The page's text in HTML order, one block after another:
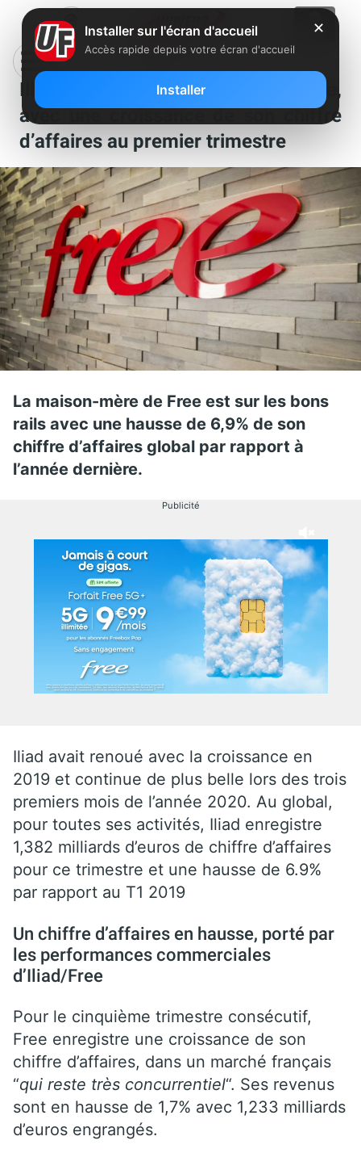
Iliad/Free continue sur sa lancée,
avec une croissance de son chiffre
d’affaires au premier trimestre
La maison-mère de Free est sur les bons
rails avec une hausse de 6,9% de son
chiffre d’affaires global par rapport à
l’année dernière.
Publicité
Iliad avait renoué avec la croissance en
2019 et continue de plus belle lors des trois
premiers mois de l’année 2020. Au global,
pour toutes ses activités, Iliad enregistre
1,382 milliards d’euros de chiffre d’affaires
pour ce trimestre et une hausse de 6.9%
par rapport au T1 2019
Un chiffre d’affaires en hausse, porté par
les performances commerciales
d’Iliad/Free
Pour le cinquième trimestre consécutif,
Free enregistre une croissance de son
chiffre d’affaires, dans un marché français
“qui reste très concurrentiel“. Ses revenus
sont en hausse de 1,7% avec 1,233 milliards
d’euros engrangés.
✕
Installer sur l'écran d'accueil
Accès rapide depuis votre écran d'accueil
Installer